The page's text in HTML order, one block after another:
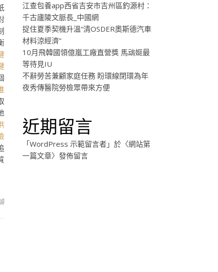
江查包養app西省吉安市吉州區釣源村：
千古廬陵文脈長_中國網
捉住夏季契機升溫“清OSDER奧斯德汽車
材料涼經濟”
10月飛韓國領億嵐工廠直營獎 馬䲰娗最
等待見IU
不辭勞苦兼顧家庭任務 盼環線閉環為年
夜秀傳醫院勞檢眾帶來方便
近期留言
「WordPress 示範留言者 」於〈網站第
一篇文章〉發佈留言